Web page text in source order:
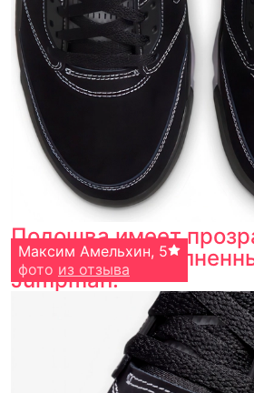
Подошва имеет
элементы,
Jumpman.
Максим Амельхин, 5
фото из отзыва